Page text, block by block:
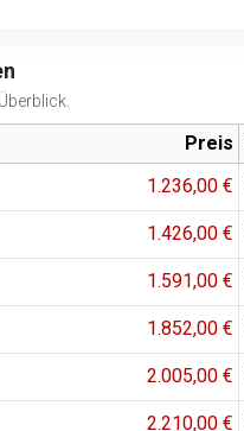
Preis
1.236,00 €
1.426,00 €
1.591,00 €
1.852,00 €
2.005,00 €
2.210,00 €